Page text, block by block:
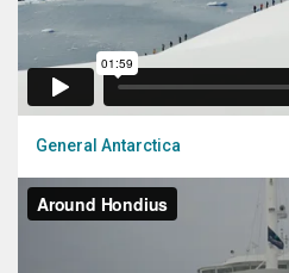
General Antarctica